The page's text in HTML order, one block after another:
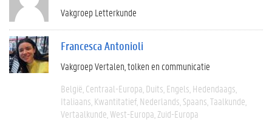
Vakgroep Letterkunde
Francesca Antonioli
Vakgroep Vertalen, tolken en communicatie
België Centraal-Europa Duits Engels Hedendaags
Italiaans Kwantitatief Nederlands Spaans Taalkunde
Vertaalkunde West-Europa Zuid-Europa